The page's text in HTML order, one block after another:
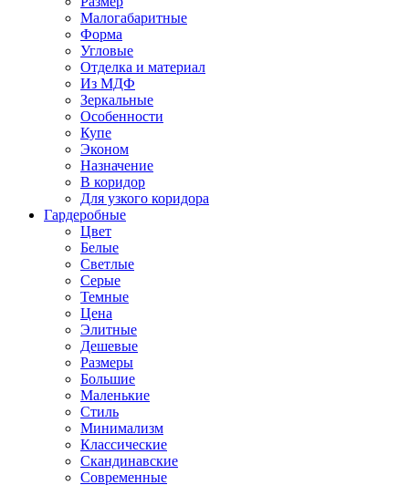
Малогабаритные
Форма
Угловые
Отделка и материал
Из МДФ
Зеркальные
Особенности
Купе
Эконом
Назначение
В коридор
Для узкого коридора
Гардеробные
Цвет
Белые
Светлые
Серые
Темные
Цена
Элитные
Дешевые
Размеры
Большие
Маленькие
Стиль
Минимализм
Классические
Скандинавские
Современные